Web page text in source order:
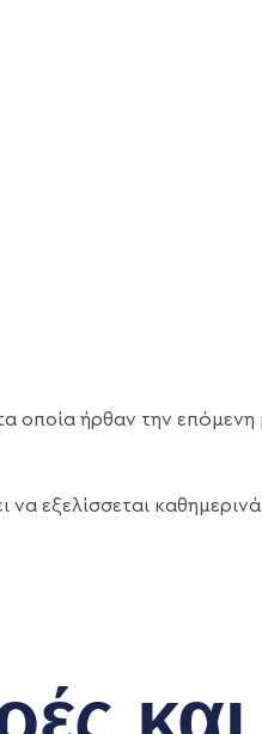
οποία ήρθαν την
να εξελίσσεται